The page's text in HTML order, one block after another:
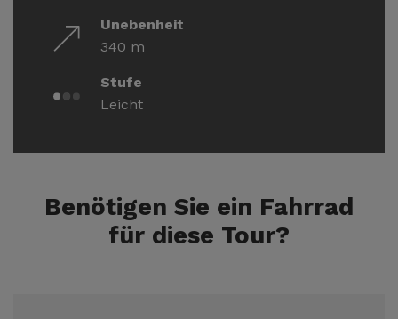
Unebenheit
340 m
Stufe
Leicht
Benötigen Sie ein Fahrrad
für diese Tour?